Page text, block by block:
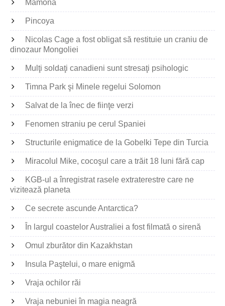
Mamona
Pincoya
Nicolas Cage a fost obligat să restituie un craniu de
dinozaur Mongoliei
Mulţi soldaţi canadieni sunt stresaţi psihologic
Timna Park şi Minele regelui Solomon
Salvat de la înec de fiinţe verzi
Fenomen straniu pe cerul Spaniei
Structurile enigmatice de la Gobelki Tepe din Turcia
Miracolul Mike, cocoşul care a trăit 18 luni fără cap
KGB-ul a înregistrat rasele extraterestre care ne
vizitează planeta
Ce secrete ascunde Antarctica?
În largul coastelor Australiei a fost filmată o sirenă
Omul zburător din Kazakhstan
Insula Paştelui, o mare enigmă
Vraja ochilor răi
Vraja nebuniei în magia neagră